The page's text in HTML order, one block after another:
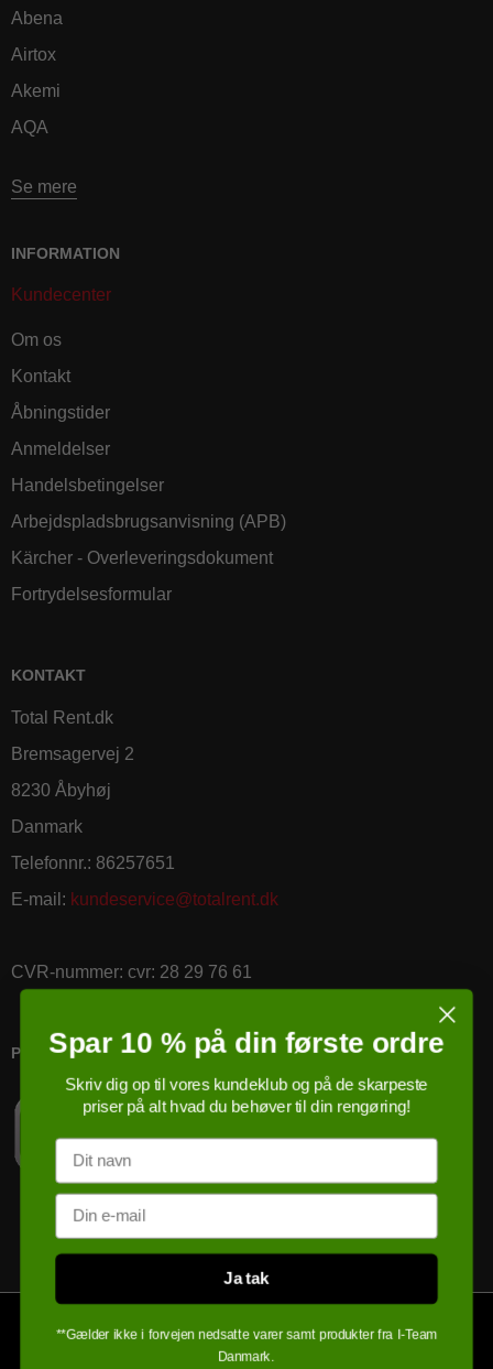
Abena
Airtox
Akemi
AQA
Se mere
INFORMATION
Kundecenter
Om os
Kontakt
Åbningstider
Anmeldelser
Handelsbetingelser
Arbejdspladsbrugsanvisning (APB)
Kärcher - Overleveringsdokument
Fortrydelsesformular
KONTAKT
Total Rent.dk
Bremsagervej 2
8230 Åbyhøj
Danmark
Telefonnr.: 86257651
E-mail : kundeservice@totalrent.dk
CVR-nummer: cvr: 28 29 76 61
PRICERUNNER KØBSGARANTI
Spar 10 % på din første ordre
Skriv dig op til vores kundeklub og på de skarpeste
priser på alt hvad du behøver til din rengøring!
Navn
Email
Ja tak
**Gælder ikke i forvejen nedsatte varer samt produkter fra I-Team
Danmark.